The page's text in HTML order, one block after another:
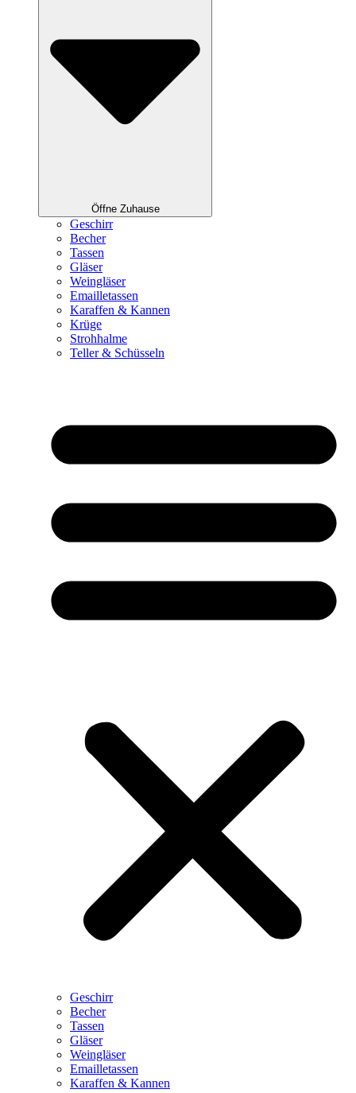
Öffne Zuhause
Geschirr
Becher
Tassen
Gläser
Weingläser
Emailletassen
Karaffen & Kannen
Krüge
Strohhalme
Teller & Schüsseln
Geschirr
Becher
Tassen
Gläser
Weingläser
Emailletassen
Karaffen & Kannen